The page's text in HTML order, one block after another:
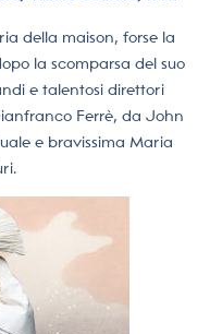
della maison, forse la
la scomparsa del suo
e talentosi direttori
Ferrè, da John
e bravissima Maria